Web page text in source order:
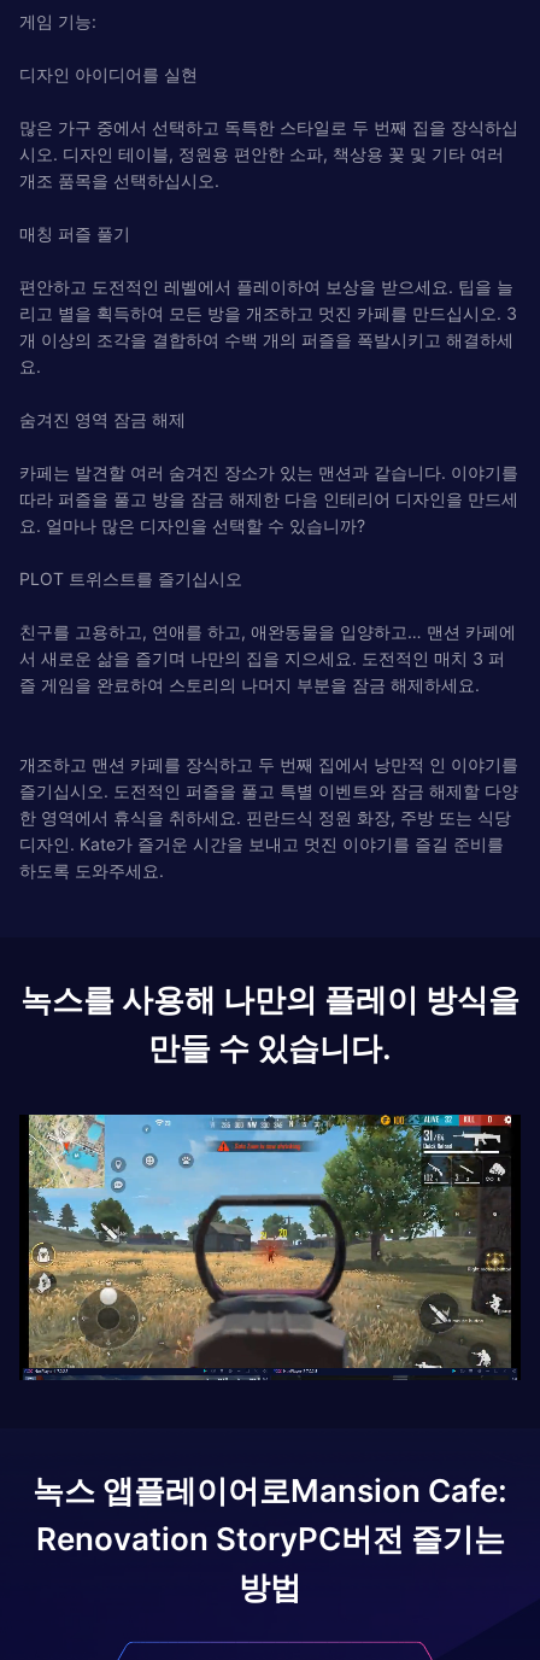
게임 기능:
디자인 아이디어를 실현
많은 가구 중에서 선택하고 독특한 스타일로 두 번째 집을 장식하십
시오. 디자인 테이블, 정원용 편안한 소파, 책상용 꽃 및 기타 여러
개조 품목을 선택하십시오.
매칭 퍼즐 풀기
편안하고 도전적인 레벨에서 플레이하여 보상을 받으세요. 팁을 늘
리고 별을 획득하여 모든 방을 개조하고 멋진 카페를 만드십시오. 3
개 이상의 조각을 결합하여 수백 개의 퍼즐을 폭발시키고 해결하세
요.
숨겨진 영역 잠금 해제
카페는 발견할 여러 숨겨진 장소가 있는 맨션과 같습니다. 이야기를
따라 퍼즐을 풀고 방을 잠금 해제한 다음 인테리어 디자인을 만드세
요. 얼마나 많은 디자인을 선택할 수 있습니까?
PLOT 트위스트를 즐기십시오
친구를 고용하고, 연애를 하고, 애완동물을 입양하고… 맨션 카페에
서 새로운 삶을 즐기며 나만의 집을 지으세요. 도전적인 매치 3 퍼
즐 게임을 완료하여 스토리의 나머지 부분을 잠금 해제하세요.
개조하고 맨션 카페를 장식하고 두 번째 집에서 낭만적 인 이야기를
즐기십시오. 도전적인 퍼즐을 풀고 특별 이벤트와 잠금 해제할 다양
한 영역에서 휴식을 취하세요. 핀란드식 정원 화장, 주방 또는 식당
디자인. Kate가 즐거운 시간을 보내고 멋진 이야기를 즐길 준비를
하도록 도와주세요.
녹스를 사용해 나만의 플레이 방식을
만들 수 있습니다.
녹스 앱플레이어로Mansion Cafe:
Renovation StoryPC버전 즐기는
방법